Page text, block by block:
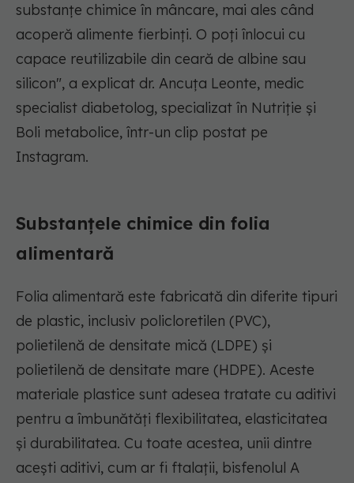
substanțe chimice în mâncare, mai ales când
acoperă alimente fierbinți. O poți înlocui cu
capace reutilizabile din ceară de albine sau
silicon", a explicat dr. Ancuța Leonte, medic
specialist diabetolog, specializat în Nutriție și
Boli metabolice, într-un clip postat pe
Instagram.
Substanțele chimice din folia
alimentară
Folia alimentară este fabricată din diferite tipuri
de plastic, inclusiv policloretilen (PVC),
polietilenă de densitate mică (LDPE) și
polietilenă de densitate mare (HDPE). Aceste
materiale plastice sunt adesea tratate cu aditivi
pentru a îmbunătăți flexibilitatea, elasticitatea
și durabilitatea. Cu toate acestea, unii dintre
acești aditivi, cum ar fi ftalații, bisfenolul A